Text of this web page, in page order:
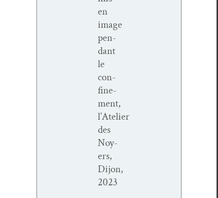
en
image
pen­
dant
le
con­
fine­
ment,
l’Atelier
des
Noy­
ers,
Dijon,
2023